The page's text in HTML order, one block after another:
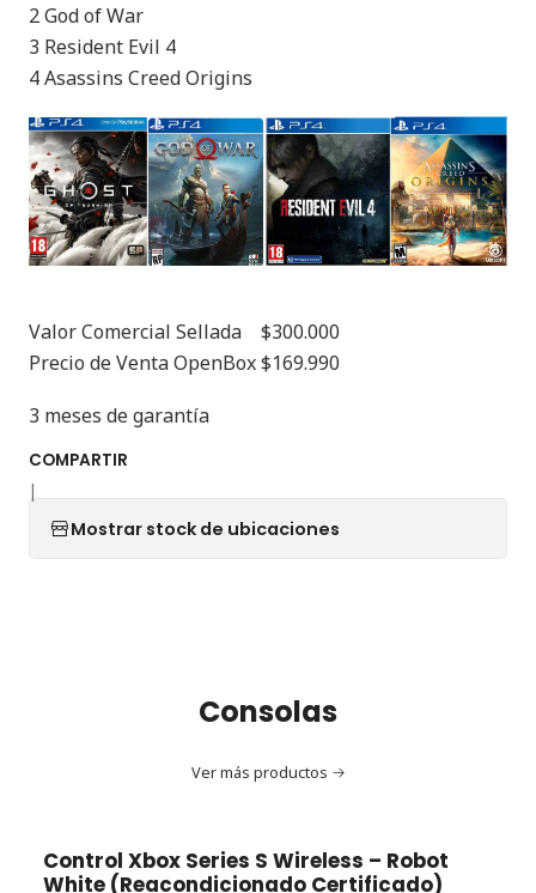
2 God of War
3 Resident Evil 4
4 Asassins Creed Origins
Valor Comercial Sellada $300.000
Precio de Venta OpenBox $169.990
3 meses de garantía
COMPARTIR
|
Mostrar stock de ubicaciones
Consolas
Ver más productos
-29% OFF
Control Xbox Series S Wireless – Robot
White (Reacondicionado Certificado)